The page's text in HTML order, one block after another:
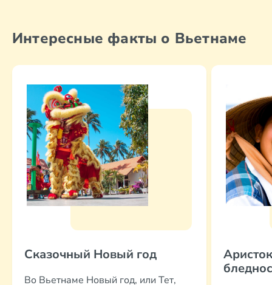
Интересные факты о Вьетнаме
Сказочный Новый год
Во Вьетнаме Новый год, или Тет,